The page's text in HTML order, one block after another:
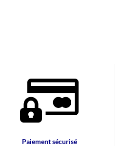
Paiement sécurisé